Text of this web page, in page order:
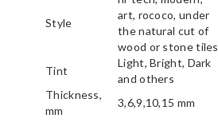
Style
art, rococo, under
the natural cut of
wood or stone tiles
Tint
Light, Bright, Dark
and others
Thickness,
mm
3,6,9,10,15 mm